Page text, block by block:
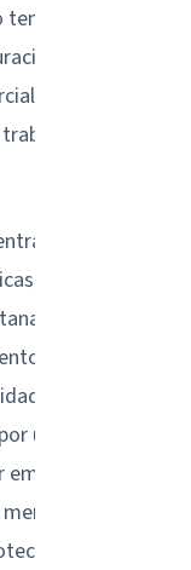
en
de puerta
pueden
más
paneles fijos
de piso a
de lanai.
de vidrio
una barra
eligen